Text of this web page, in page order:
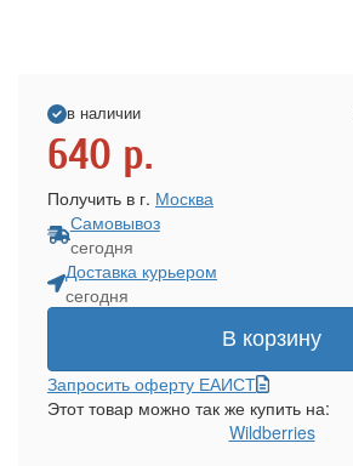
в наличии
640 р.
Получить в г. Москва
Самовывоз
сегодня
Доставка курьером
сегодня
В корзину
Запросить оферту ЕАИСТ
Этот товар можно так же купить на:
Wildberries